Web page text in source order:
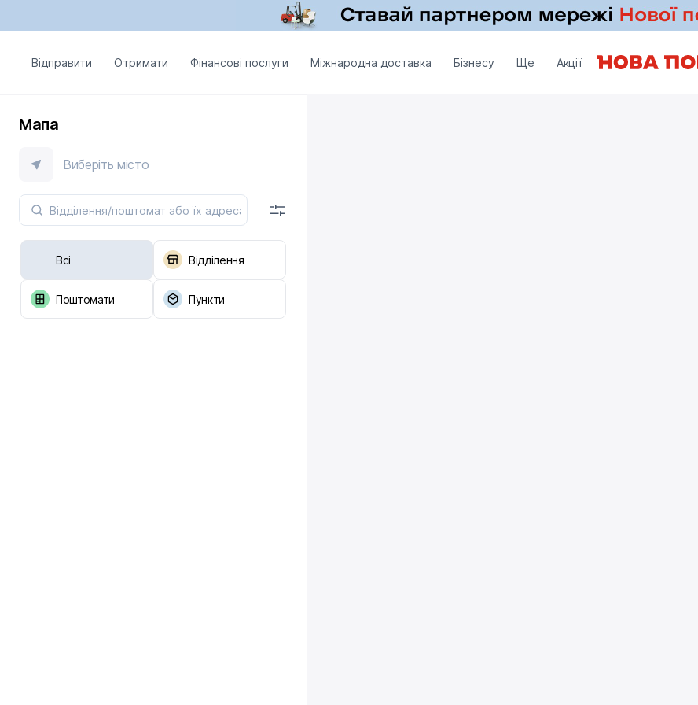
Відправити Отримати Фінансові послуги Міжнародна доставка Бізнесу Ще Акції
Мапа
Виберіть місто
Всі Відділення
Поштомати Пункти